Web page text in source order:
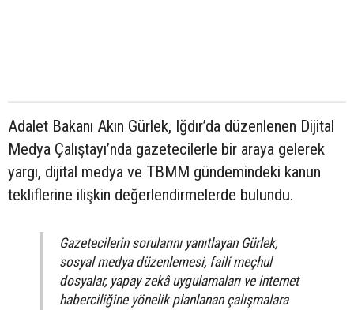
Adalet Bakanı Akın Gürlek, Iğdır’da düzenlenen Dijital
Medya Çalıştayı’nda gazetecilerle bir araya gelerek
yargı, dijital medya ve TBMM gündemindeki kanun
tekliflerine ilişkin değerlendirmelerde bulundu.
Gazetecilerin sorularını yanıtlayan Gürlek,
sosyal medya düzenlemesi, faili meçhul
dosyalar, yapay zekâ uygulamaları ve internet
haberciliğine yönelik planlanan çalışmalara